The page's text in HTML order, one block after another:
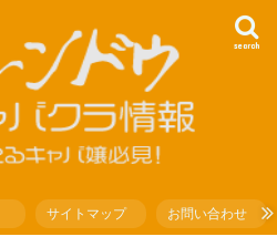
search
サイトマップ お問い合わせ